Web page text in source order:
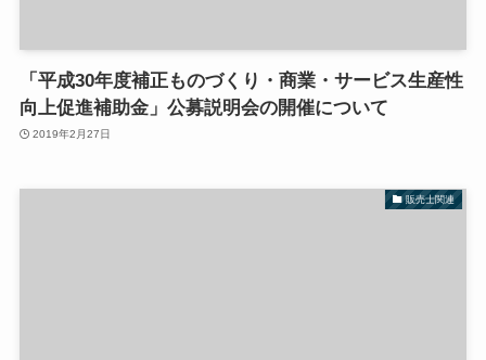
「平成30年度補正ものづくり・商業・サービス生産性
向上促進補助金」公募説明会の開催について
2019年2月27日
販売士関連